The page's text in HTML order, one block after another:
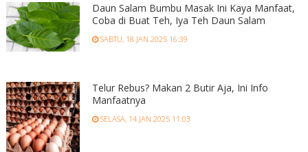
Daun Salam Bumbu Masak Ini Kaya Manfaat,
Coba di Buat Teh, Iya Teh Daun Salam
SABTU, 18 JAN 2025 16:39
Telur Rebus? Makan 2 Butir Aja, Ini Info
Manfaatnya
SELASA, 14 JAN 2025 11:03